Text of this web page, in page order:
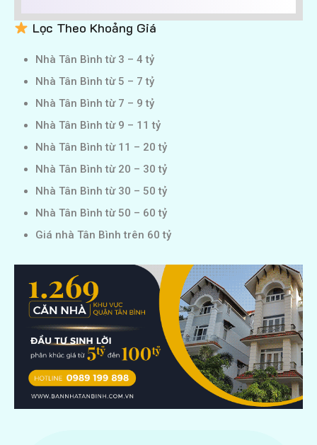
Lọc Theo Khoảng Giá
Nhà Tân Bình từ 3 – 4 tỷ
Nhà Tân Bình từ 5 – 7 tỷ
Nhà Tân Bình từ 7 – 9 tỷ
Nhà Tân Bình từ 9 – 11 tỷ
Nhà Tân Bình từ 11 – 20 tỷ
Nhà Tân Bình từ 20 – 30 tỷ
Nhà Tân Bình từ 30 – 50 tỷ
Nhà Tân Bình từ 50 – 60 tỷ
Giá nhà Tân Bình trên 60 tỷ